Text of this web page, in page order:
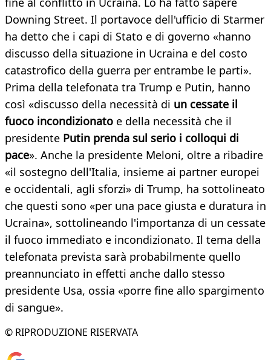
Downing Street. Il portavoce dell'ufficio di Starmer
ha detto che i capi di Stato e di governo «hanno
discusso della situazione in Ucraina e del costo
catastrofico della guerra per entrambe le parti».
Prima della telefonata tra Trump e Putin, hanno
così «discusso della necessità di un cessate il
fuoco incondizionato e della necessità che il
presidente Putin prenda sul serio i colloqui di
pace». Anche la presidente Meloni, oltre a ribadire
«il sostegno dell'Italia, insieme ai partner europei
e occidentali, agli sforzi» di Trump, ha sottolineato
che questi sono «per una pace giusta e duratura in
Ucraina», sottolineando l'importanza di un cessate
il fuoco immediato e incondizionato. Il tema della
telefonata prevista sarà probabilmente quello
preannunciato in effetti anche dallo stesso
presidente Usa, ossia «porre fine allo spargimento
di sangue».
© RIPRODUZIONE RISERVATA